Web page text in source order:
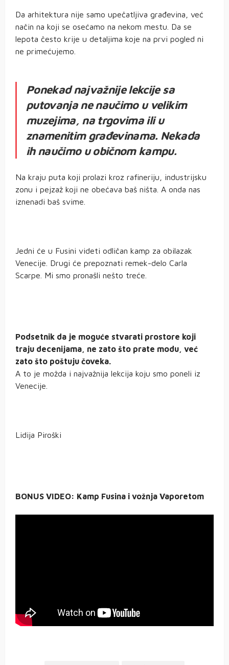
Da arhitektura nije samo upečatljiva građevina, već
način na koji se osećamo na nekom mestu. Da se
lepota često krije u detaljima koje na prvi pogled ni
ne primećujemo.
Ponekad najvažnije lekcije sa
putovanja ne naučimo u velikim
muzejima, na trgovima ili u
znamenitim građevinama. Nekada
ih naučimo u običnom kampu.
Na kraju puta koji prolazi kroz rafineriju, industrijsku
zonu i pejzaž koji ne obećava baš ništa. A onda nas
iznenadi baš svime.
Jedni će u Fusini videti odličan kamp za obilazak
Venecije. Drugi će prepoznati remek-delo Carla
Scarpe. Mi smo pronašli nešto treće.
Podsetnik da je moguće stvarati prostore koji
traju decenijama, ne zato što prate modu, već
zato što poštuju čoveka.
A to je možda i najvažnija lekcija koju smo poneli iz
Venecije.
Lidija Piroški
BONUS VIDEO: Kamp Fusina i vožnja Vaporetom